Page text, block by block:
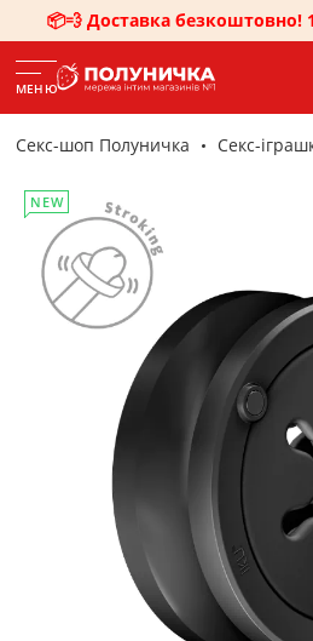
📦💨 Доставка безкоштовно!
МЕНЮ
Секс-шоп Полуничка Секс-
NEW